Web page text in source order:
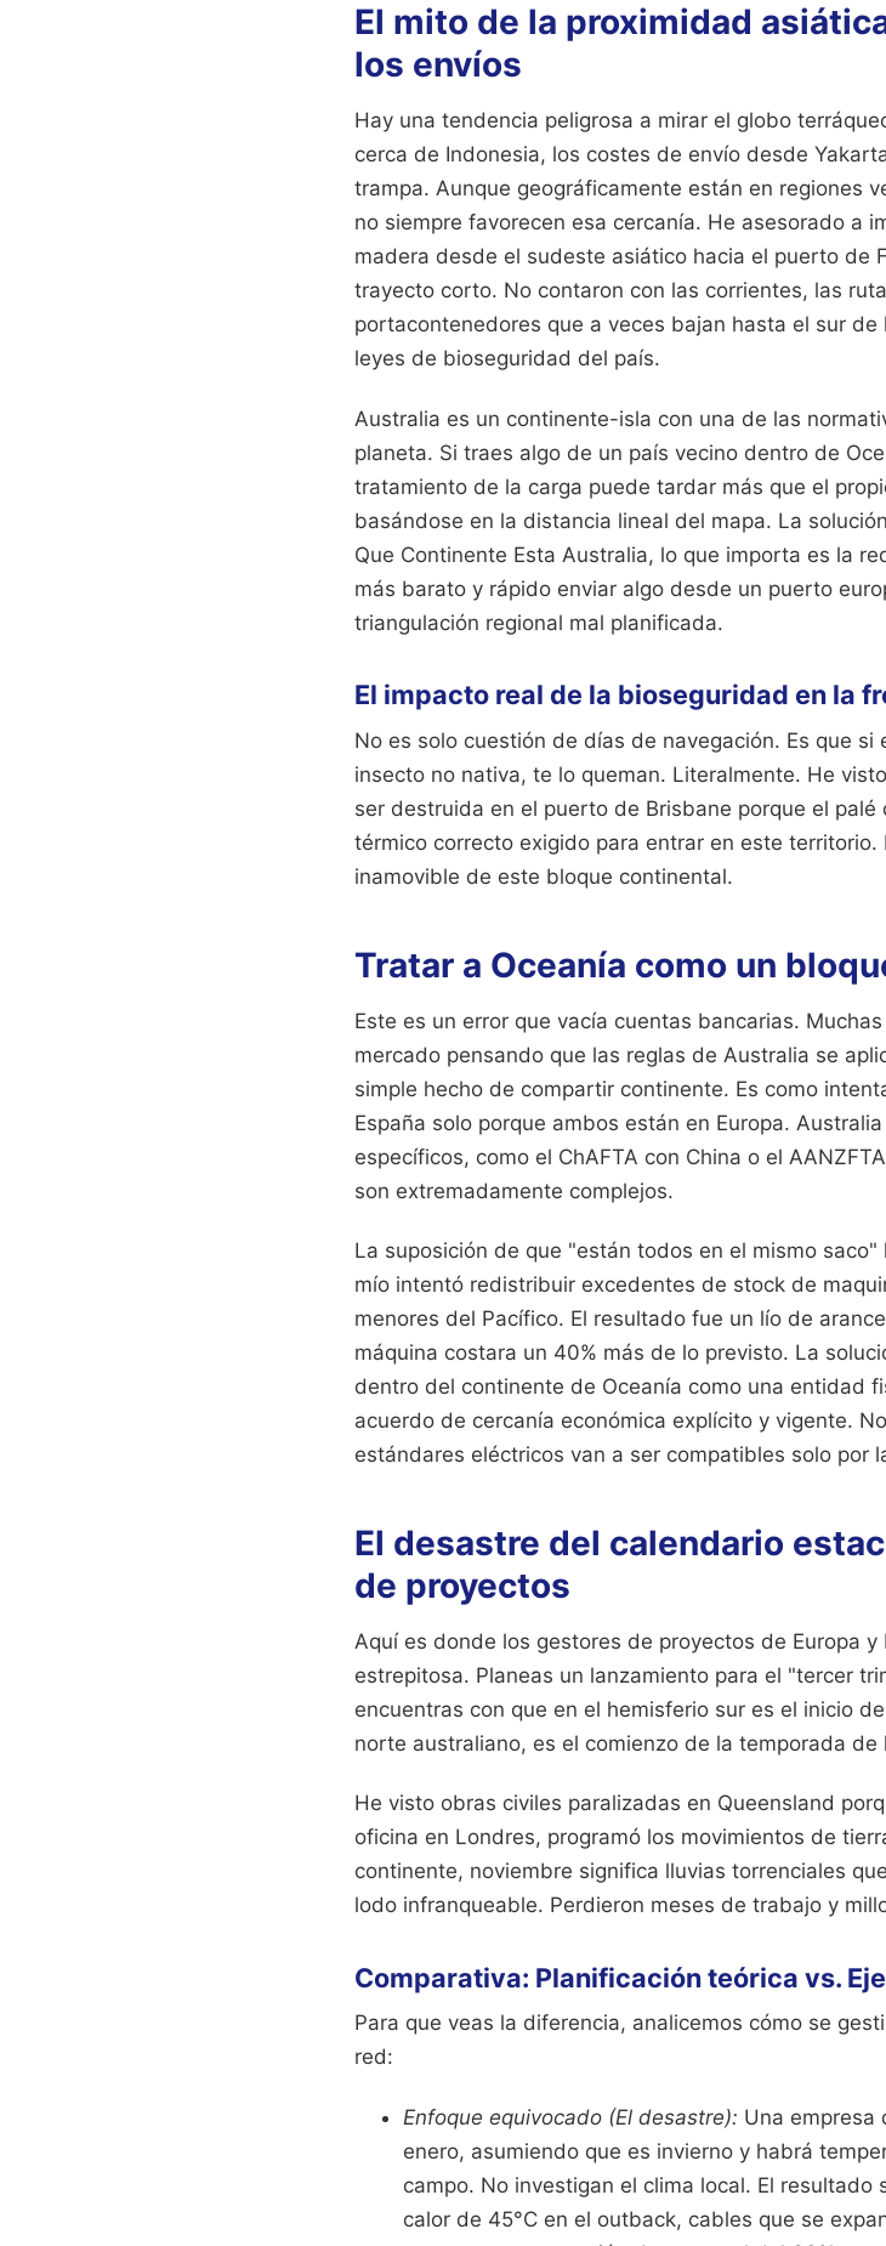
El mito de la proximidad
los envíos
Hay una tendencia peligrosa a mirar el globo
cerca de Indonesia, los costes de envío desde
trampa. Aunque geográficamente están en regiones
no siempre favorecen esa cercanía. He asesorado a
madera desde el sudeste asiático hacia el puerto de
trayecto corto. No contaron con las corrientes, las
portacontenedores que a veces bajan hasta el sur
leyes de bioseguridad del país.
Australia es un continente-isla con una de las
planeta. Si traes algo de un país vecino dentro de
tratamiento de la carga puede tardar más que el
basándose en la distancia lineal del mapa. La
Que Continente Esta Australia, lo que importa es la
más barato y rápido enviar algo desde un puerto
triangulación regional mal planificada.
El impacto real de la bioseguridad en la
No es solo cuestión de días de navegación. Es que
insecto no nativa, te lo queman. Literalmente. He
ser destruida en el puerto de Brisbane porque el
térmico correcto exigido para entrar en este
inamovible de este bloque continental.
Tratar a Oceanía como un
Este es un error que vacía cuentas bancarias.
mercado pensando que las reglas de Australia se
simple hecho de compartir continente. Es como
España solo porque ambos están en Europa.
específicos, como el ChAFTA con China o el
son extremadamente complejos.
La suposición de que "están todos en el mismo
mío intentó redistribuir excedentes de stock de
menores del Pacífico. El resultado fue un lío de
máquina costara un 40% más de lo previsto. La
dentro del continente de Oceanía como una entidad
acuerdo de cercanía económica explícito y vigente.
estándares eléctricos van a ser compatibles solo por
El desastre del calendario
de proyectos
Aquí es donde los gestores de proyectos de Europa
estrepitosa. Planeas un lanzamiento para el "tercer
encuentras con que en el hemisferio sur es el inicio
norte australiano, es el comienzo de la temporada de
He visto obras civiles paralizadas en Queensland
oficina en Londres, programó los movimientos de
continente, noviembre significa lluvias torrenciales
lodo infranqueable. Perdieron meses de trabajo y
Comparativa: Planificación teórica vs.
Para que veas la diferencia, analicemos cómo se
red:
Enfoque equivocado (El desastre): Una empresa
enero, asumiendo que es invierno y habrá
campo. No investigan el clima local. El
calor de 45°C en el outback, cables que se